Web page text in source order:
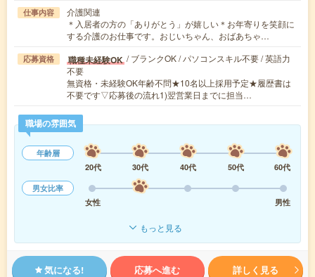
仕事内容
介護関連
＊入居者の方の「ありがとう」が嬉しい＊お年寄りを笑顔に
する介護のお仕事です。おじいちゃん、おばあちゃ…
応募資格 職種未経験OK / ブランクOK / パソコンスキル不要 / 英語力
不要
無資格・未経験OK年齢不問★10名以上採用予定★履歴書は
不要です▽応募後の流れ1)翌営業日までに担当…
職場の雰囲気
年齢層
20代
30代 40代 50代
60代
男女比率
女性
男性
もっと見る
気になる! 応募へ進む 詳しく見る